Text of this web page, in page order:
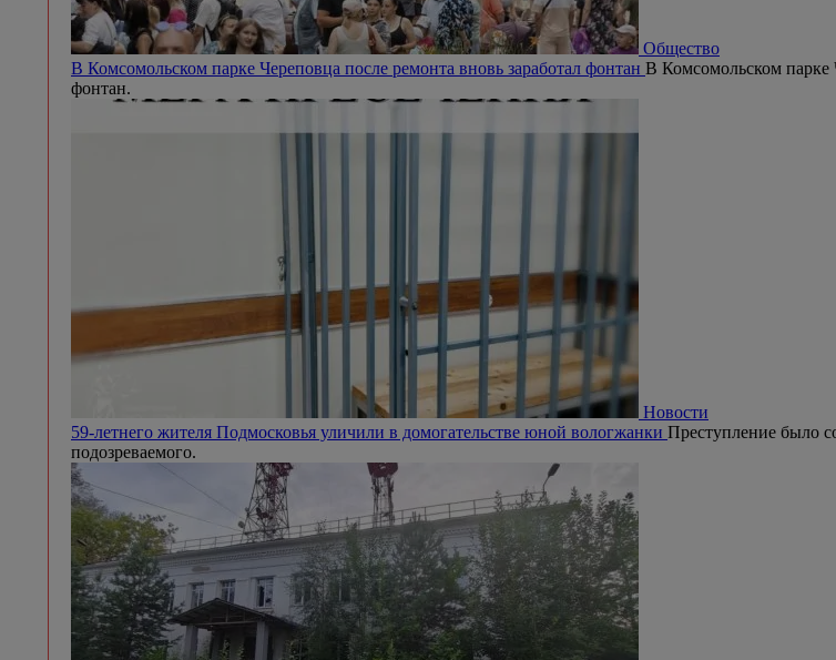
Общество
В Комсомольском парке Череповца после ремонта вновь заработал фонтан В Комсомольском парке
фонтан.
Новости
59-летнего жителя Подмосковья уличили в домогательстве юной вологжанки Преступление было
подозреваемого.